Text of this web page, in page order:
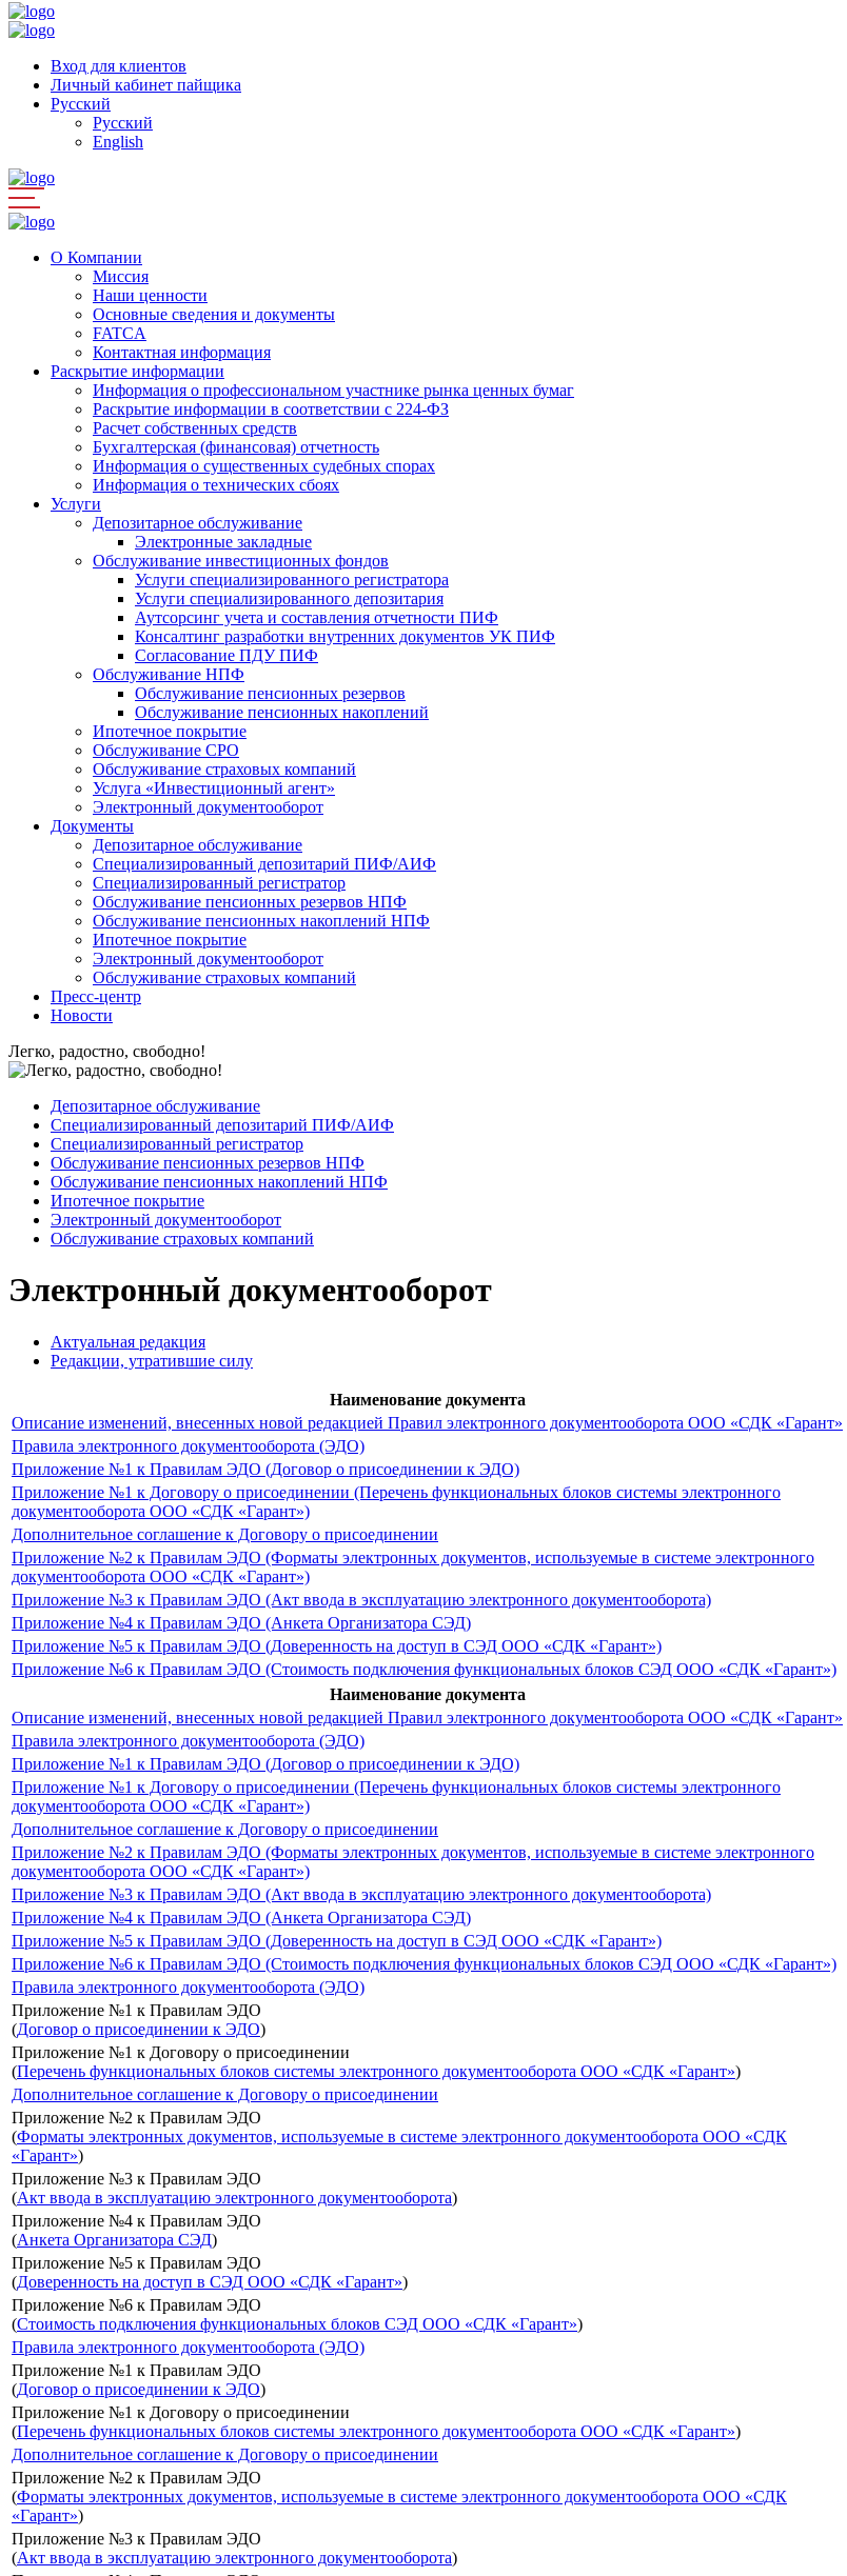
Вход для клиентов
Личный кабинет пайщика
Русский
Русский
English
О Компании
Миссия
Наши ценности
Основные сведения и документы
FATCA
Контактная информация
Раскрытие информации
Информация о профессиональном участнике рынка ценных бумаг
Раскрытие информации в соответствии с 224-ФЗ
Расчет собственных средств
Бухгалтерская (финансовая) отчетность
Информация о существенных судебных спорах
Информация о технических сбоях
Услуги
Депозитарное обслуживание
Электронные закладные
Обслуживание инвестиционных фондов
Услуги специализированного регистратора
Услуги специализированного депозитария
Аутсорсинг учета и составления отчетности ПИФ
Консалтинг разработки внутренних документов УК ПИФ
Согласование ПДУ ПИФ
Обслуживание НПФ
Обслуживание пенсионных резервов
Обслуживание пенсионных накоплений
Ипотечное покрытие
Обслуживание СРО
Обслуживание страховых компаний
Услуга «Инвестиционный агент»
Электронный документооборот
Документы
Депозитарное обслуживание
Специализированный депозитарий ПИФ/АИФ
Специализированный регистратор
Обслуживание пенсионных резервов НПФ
Обслуживание пенсионных накоплений НПФ
Ипотечное покрытие
Электронный документооборот
Обслуживание страховых компаний
Пресс-центр
Новости
Легко, радостно, свободно!
Депозитарное обслуживание
Специализированный депозитарий ПИФ/АИФ
Специализированный регистратор
Обслуживание пенсионных резервов НПФ
Обслуживание пенсионных накоплений НПФ
Ипотечное покрытие
Электронный документооборот
Обслуживание страховых компаний
Электронный документооборот
Актуальная редакция
Редакции, утратившие силу
Наименование документа
Описание изменений, внесенных новой редакцией Правил электронного документооборота ООО «СДК «Гарант»
Правила электронного документооборота (ЭДО)
Приложение №1 к Правилам ЭДО (Договор о присоединении к ЭДО)
Приложение №1 к Договору о присоединении (Перечень функциональных блоков системы электронного
документооборота ООО «СДК «Гарант»)
Дополнительное соглашение к Договору о присоединении
Приложение №2 к Правилам ЭДО (Форматы электронных документов, используемые в системе электронного
документооборота ООО «СДК «Гарант»)
Приложение №3 к Правилам ЭДО (Акт ввода в эксплуатацию электронного документооборота)
Приложение №4 к Правилам ЭДО (Анкета Организатора СЭД)
Приложение №5 к Правилам ЭДО (Доверенность на доступ в СЭД ООО «СДК «Гарант»)
Приложение №6 к Правилам ЭДО (Стоимость подключения функциональных блоков СЭД ООО «СДК «Гарант»)
Наименование документа
Описание изменений, внесенных новой редакцией Правил электронного документооборота ООО «СДК «Гарант»
Правила электронного документооборота (ЭДО)
Приложение №1 к Правилам ЭДО (Договор о присоединении к ЭДО)
Приложение №1 к Договору о присоединении (Перечень функциональных блоков системы электронного
документооборота ООО «СДК «Гарант»)
Дополнительное соглашение к Договору о присоединении
Приложение №2 к Правилам ЭДО (Форматы электронных документов, используемые в системе электронного
документооборота ООО «СДК «Гарант»)
Приложение №3 к Правилам ЭДО (Акт ввода в эксплуатацию электронного документооборота)
Приложение №4 к Правилам ЭДО (Анкета Организатора СЭД)
Приложение №5 к Правилам ЭДО (Доверенность на доступ в СЭД ООО «СДК «Гарант»)
Приложение №6 к Правилам ЭДО (Стоимость подключения функциональных блоков СЭД ООО «СДК «Гарант»)
Правила электронного документооборота (ЭДО)
Приложение №1 к Правилам ЭДО
(Договор о присоединении к ЭДО)
Приложение №1 к Договору о присоединении
(Перечень функциональных блоков системы электронного документооборота ООО «СДК «Гарант»)
Дополнительное соглашение к Договору о присоединении
Приложение №2 к Правилам ЭДО
(Форматы электронных документов, используемые в системе электронного документооборота ООО «СДК
«Гарант»)
Приложение №3 к Правилам ЭДО
(Акт ввода в эксплуатацию электронного документооборота)
Приложение №4 к Правилам ЭДО
(Анкета Организатора СЭД)
Приложение №5 к Правилам ЭДО
(Доверенность на доступ в СЭД ООО «СДК «Гарант»)
Приложение №6 к Правилам ЭДО
(Стоимость подключения функциональных блоков СЭД ООО «СДК «Гарант»)
Правила электронного документооборота (ЭДО)
Приложение №1 к Правилам ЭДО
(Договор о присоединении к ЭДО)
Приложение №1 к Договору о присоединении
(Перечень функциональных блоков системы электронного документооборота ООО «СДК «Гарант»)
Дополнительное соглашение к Договору о присоединении
Приложение №2 к Правилам ЭДО
(Форматы электронных документов, используемые в системе электронного документооборота ООО «СДК
«Гарант»)
Приложение №3 к Правилам ЭДО
(Акт ввода в эксплуатацию электронного документооборота)